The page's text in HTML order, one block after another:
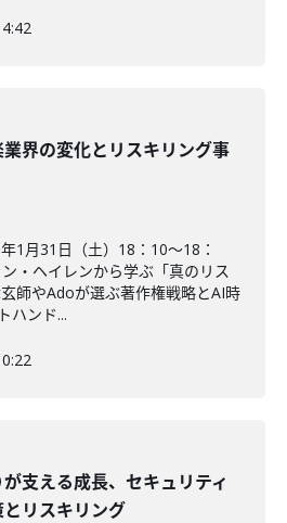
界の変化とリスキリング事
1月31日（土）18：10～18：
・ヘイレンから学ぶ「真のリス
師やAdoが選ぶ著作権戦略とAI時
ハンド...
支える成長、セキュリティ
リスキリング